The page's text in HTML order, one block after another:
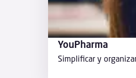
YouPharma
Simplificar y